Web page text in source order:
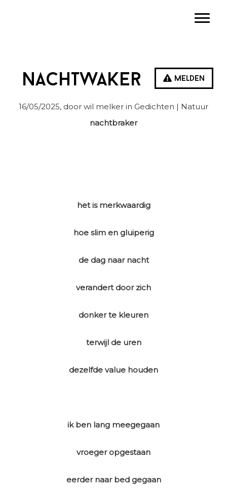
Melden
Nachtwaker
16/05/2025, door wil melker in Gedichten | Natuur
nachtbraker
het is merkwaardig
hoe slim en gluiperig
de dag naar nacht
verandert door zich
donker te kleuren
terwijl de uren
dezelfde value houden
ik ben lang meegegaan
vroeger opgestaan
eerder naar bed gegaan